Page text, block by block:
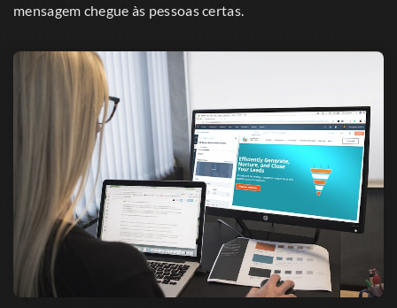
mensagem chegue às pessoas certas.